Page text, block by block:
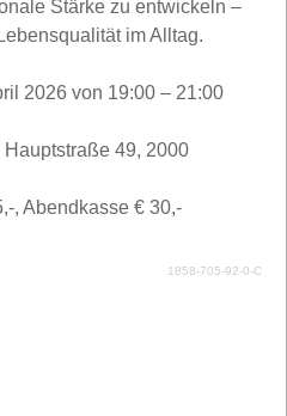
Stärke zu entwickeln –
im Alltag.
2026 von 19:00 – 21:00
49, 2000
, Abendkasse € 30,-
1858-705-92-0-C